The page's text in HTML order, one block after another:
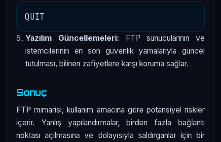
Yazılım Güncellemeleri: FTP sunucularının ve
istemcilerinin en son güvenlik yamalarıyla güncel
tutulması, bilinen zafiyetlere karşı koruma sağlar.
Sonuç
FTP mimarisi, kullanım amacına göre potansiyel riskler
içerir. Yanlış yapılandırmalar, birden fazla bağlantı
noktası açılmasına ve dolayısıyla saldırganlar için bir